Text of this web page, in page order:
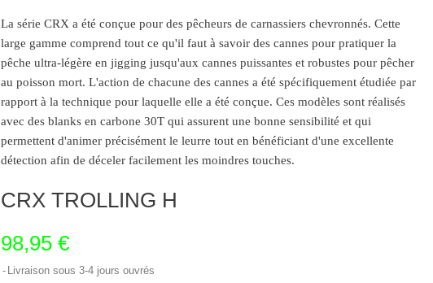
La série CRX a été conçue pour des pêcheurs de carnassiers chevronnés. Cette
large gamme comprend tout ce qu'il faut à savoir des cannes pour pratiquer la
pêche ultra-légère en jigging jusqu'aux cannes puissantes et robustes pour pêcher
au poisson mort. L'action de chacune des cannes a été spécifiquement étudiée par
rapport à la technique pour laquelle elle a été conçue. Ces modèles sont réalisés
avec des blanks en carbone 30T qui assurent une bonne sensibilité et qui
permettent d'animer précisément le leurre tout en bénéficiant d'une excellente
détection afin de déceler facilement les moindres touches.
CRX TROLLING H
98,95 €
Livraison sous 3-4 jours ouvrés